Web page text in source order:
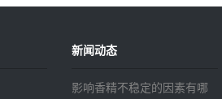
新闻动态
影响香精不稳定的因素有哪